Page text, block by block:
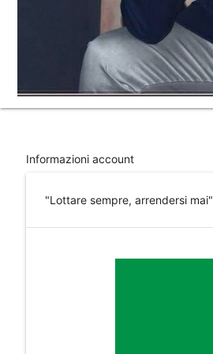
Informazioni account
"Lottare sempre, arrendersi mai"